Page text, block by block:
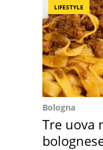
LIFESTYLE
Bologna
Tre uova